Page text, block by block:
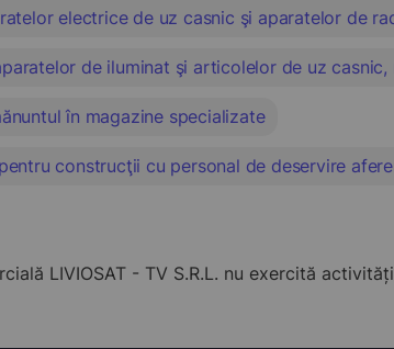
electrice de uz casnic şi aparatelor de
de iluminat şi articolelor de uz
în magazine specializate
construcţii cu personal de deservire
LIVIOSAT - TV S.R.L. nu exercită